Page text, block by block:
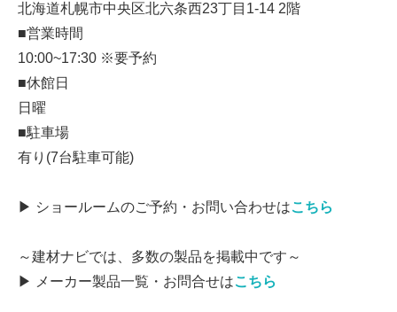
北海道札幌市中央区北六条西23丁目1-14 2階
■営業時間
10:00~17:30 ※要予約
■休館日
日曜
■駐車場
有り(7台駐車可能)
▶ ショールームのご予約・お問い合わせはこちら
～建材ナビでは、多数の製品を掲載中です～
▶ メーカー製品一覧・お問合せはこちら